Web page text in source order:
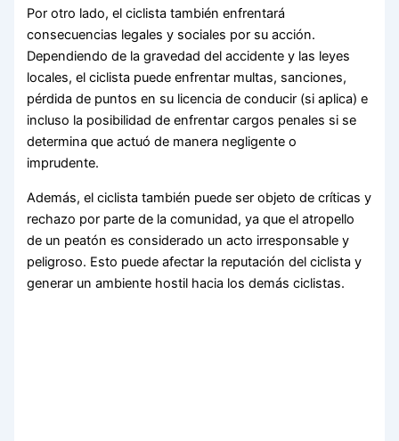
Por otro lado, el ciclista también enfrentará
consecuencias legales y sociales por su acción.
Dependiendo de la gravedad del accidente y las leyes
locales, el ciclista puede enfrentar multas, sanciones,
pérdida de puntos en su licencia de conducir (si aplica) e
incluso la posibilidad de enfrentar cargos penales si se
determina que actuó de manera negligente o
imprudente.
Además, el ciclista también puede ser objeto de críticas y
rechazo por parte de la comunidad, ya que el atropello
de un peatón es considerado un acto irresponsable y
peligroso. Esto puede afectar la reputación del ciclista y
generar un ambiente hostil hacia los demás ciclistas.